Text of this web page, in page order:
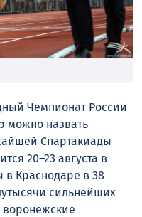
Чемпионат России
можно назвать
Спартакиады
20–23 августа в
в Краснодаре в 38
сильнейших
воронежские